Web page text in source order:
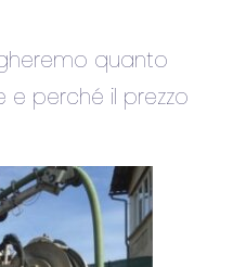
quanto
e perché il prezzo